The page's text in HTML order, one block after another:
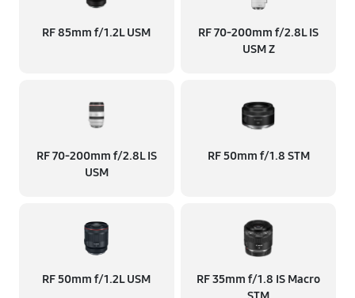
RF 85mm f/1.2L USM
RF 70‑200mm f/2.8L IS
USM Z
RF 70‑200mm f/2.8L IS
USM
RF 50mm f/1.8 STM
RF 50mm f/1.2L USM
RF 35mm f/1.8 IS Macro